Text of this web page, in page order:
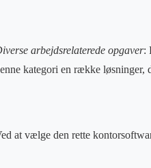
arbejdsrelaterede opgaver:
kategori en række løsninger,
at vælge den rette